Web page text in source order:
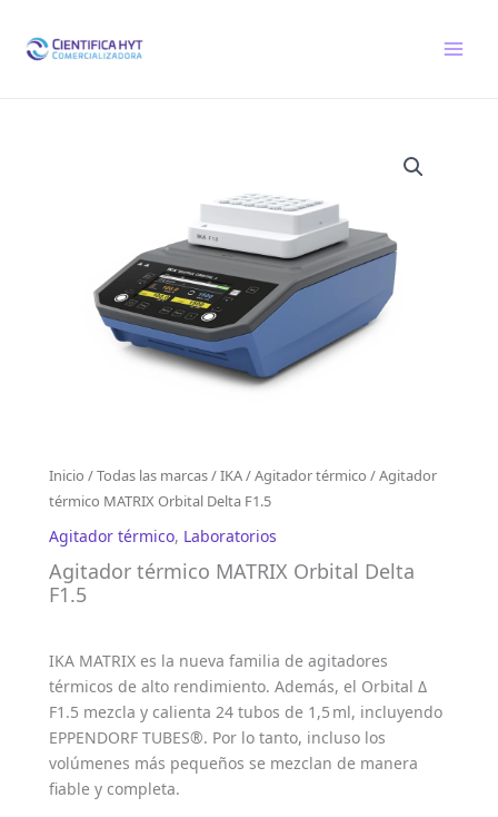
contenido
Inicio /Todas las marcas/IKA/Agitador térmico / Agitador
térmico MATRIX Orbital Delta F1.5
Agitador térmico, Laboratorios
Agitador térmico MATRIX Orbital Delta
F1.5
IKA MATRIX es la nueva familia de agitadores
térmicos de alto rendimiento. Además, el Orbital Δ
F1.5 mezcla y calienta 24 tubos de 1,5 ml, incluyendo
EPPENDORF TUBES®. Por lo tanto, incluso los
volúmenes más pequeños se mezclan de manera
fiable y completa.